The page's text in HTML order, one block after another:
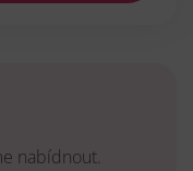
nabídnout.